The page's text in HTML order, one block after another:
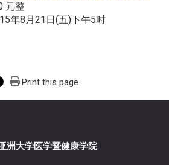
元整
年8月21日(五)下午5时
Print this page
学医学暨健康学院